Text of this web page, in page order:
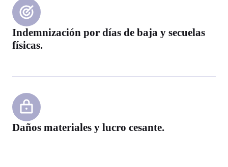
Indemnización por días de baja y secuelas
físicas.
Daños materiales y lucro cesante.